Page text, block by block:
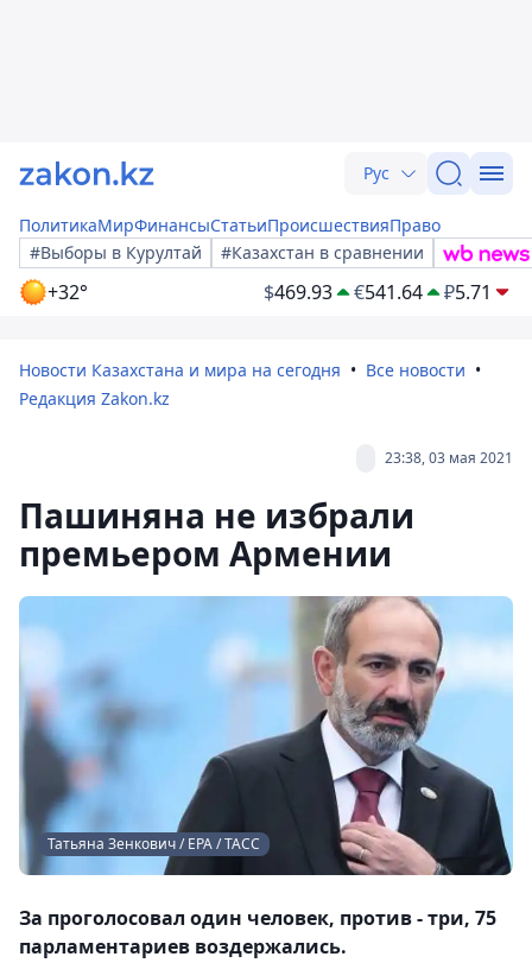
Рус
ПолитикаМирФинансыСтатьиПроисшествияПраво
#Выборы в Курултай
#Казахстан в сравнении
+32° $469.93 €541.64 ₽5.71
Новости Казахстана и мира на сегодня
Все новости
Редакция Zakon.kz
23:38, 03 мая 2021
Пашиняна не избрали
премьером Армении
Татьяна Зенкович / EPA / ТАСС
За проголосовал один человек, против - три, 75
парламентариев воздержались.